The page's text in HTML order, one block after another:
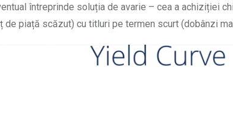
întreprinde soluția de avarie – cea a achiziției
de piață scăzut) cu titluri pe termen scurt (dobânzi